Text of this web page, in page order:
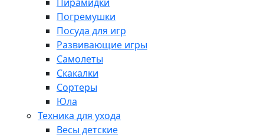
Погремушки
Посуда для игр
Развивающие игры
Самолеты
Скакалки
Сортеры
Юла
Техника для ухода
Весы детские